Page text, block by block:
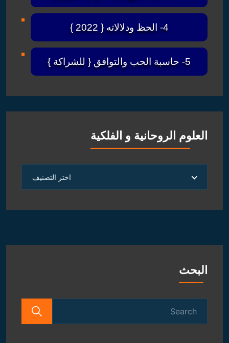
4- الحظ ودلالاته { 2022 }
5- حاسبة الحب والتوافق { للشراكة }
العلوم الروحانية و الفلكية
الروحانية
الفلكية
اختر التصنيف
البحث